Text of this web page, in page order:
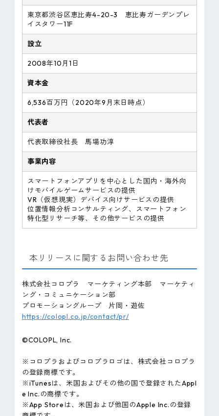
東京都渋谷区恵比寿4-20-3 恵比寿ガーデンプレ
イスタワー11F
設立
2008年10月1日
資本金
6,536百万円（2020年9月末日時点）
代表者
代表取締役社長 馬場功淳
事業内容
スマートフォンアプリを中心とした国内・海外向
けモバイルゲームサービスの提供
VR（仮想現実）デバイス向けサービスの提供
位置情報分析コンサルティング、スマートフォン
特化型リサーチ等、その他サービスの提供
本リリースに関するお問い合わせ先
株式会社コロプラ マーケティング本部 マーケティ
ング・コミュニケーション部
プロモーショングループ 片岡・遊佐
https://colopl.co.jp/contact/pr/
©COLOPL, lnc.
※コロプラおよびコロプラロゴは、株式会社コロプラ
の登録商標です。
※iTunesは、米国およびその他の国で登録されたAppl
e Inc.の商標です。
※App Storeは、米国および他国のApple Inc.の登録